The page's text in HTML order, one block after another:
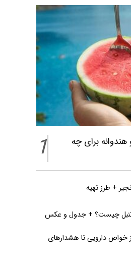
برای چه
1
+ طرز تهیه
تنبل چیست؟ + جدول و عکس
خواص دارویی تا هشدارهای